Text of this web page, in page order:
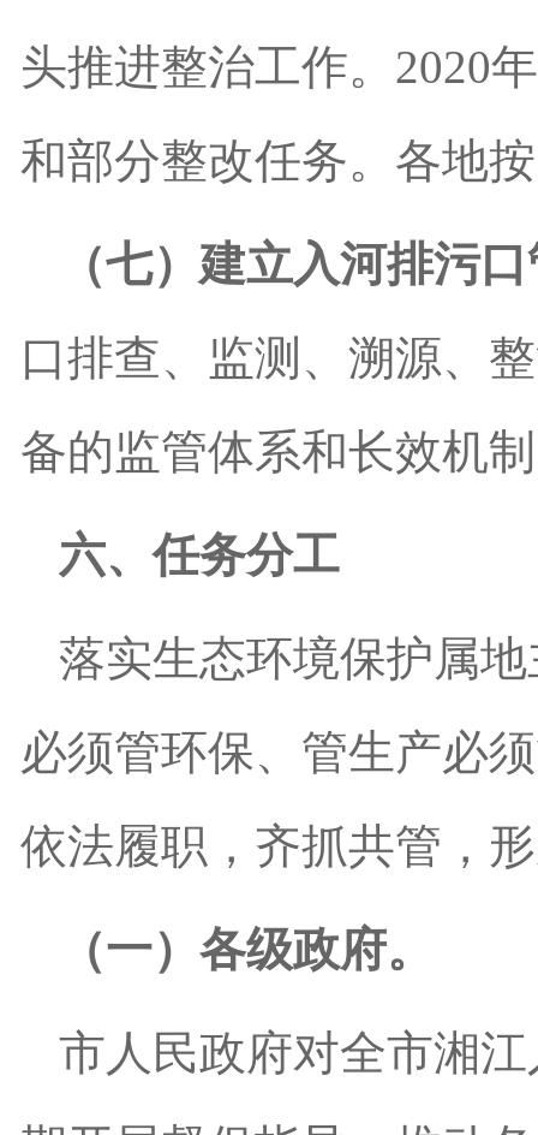
头推进整治工作。 2020年
和部分整改任务。各地
（七）建立入河排污
口排查、监测、溯源、
备的监管体系和长效机
六、任务分工
落实生态环境保护属
必须管环保、管生产必
依法履职，齐抓共管，
（一）各级政府。
市人民政府对全市湘